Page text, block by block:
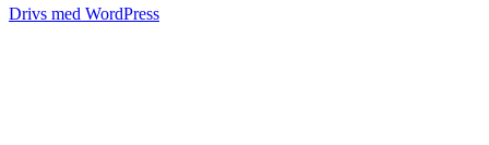
Drivs med WordPress